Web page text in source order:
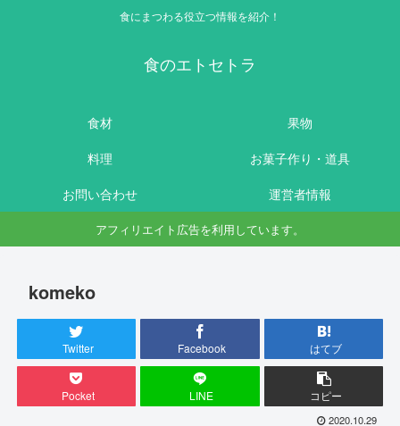
食にまつわる役立つ情報を紹介！
食のエトセトラ
食材
果物
料理
お菓子作り・道具
お問い合わせ
運営者情報
アフィリエイト広告を利用しています。
komeko
Twitter Facebook はてブ
Pocket LINE コピー
2020.10.29